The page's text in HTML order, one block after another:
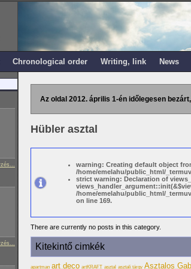
Chronological order Writing, link News
Az oldal 2012. április 1-én időlegesen
Hübler asztal
warning: Creating default object
/home/emelahu/public_html/
strict warning: Declaration of
/home/emelahu/public_html/
on line 169.
There are currently no posts in this category.
Kitekintő cimkék
apartman art deco artKRAFT asztal asztali tárgy Asztalos